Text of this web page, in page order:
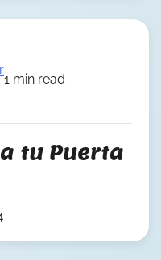
1 min read
tu Puerta